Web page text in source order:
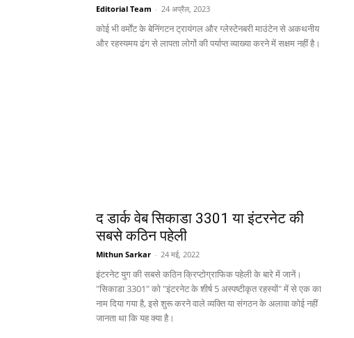
Editorial Team - 24 अप्रैल, 2023
कोई भी वर्मोंट के बेनिंगटन ट्रायंगल और ग्लेस्टेनबरी माउंटेन से अकथनीय
और रहस्यमय ढंग से लापता लोगों की पर्याप्त व्याख्या करने में सक्षम नहीं है।
द डार्क वेब सिकाडा 3301 या इंटरनेट की
सबसे कठिन पहेली
Mithun Sarkar - 24 मई, 2022
इंटरनेट युग की सबसे कठिन क्रिप्टोग्राफिक पहेली के बारे में जानें।
"सिकाडा 3301" को "इंटरनेट के शीर्ष 5 अस्पष्टीकृत रहस्यों" में से एक का
नाम दिया गया है, इसे शुरू करने वाले व्यक्ति या संगठन के अलावा कोई नहीं
जानता था कि यह क्या है।